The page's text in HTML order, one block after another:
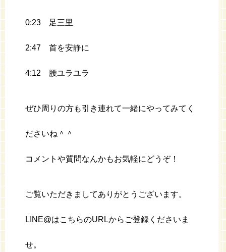
0:23 足三里
2:47 首を安静に
4:12 腰ユラユラ
ぜひ周りの方も引き連れて一緒にやってみてく
ださいね＾＾
コメントや質問なんかもお気軽にどうぞ！
ご覧いただきましてありがとうございます。
LINE@はこちらのURLからご登録くださいま
せ。